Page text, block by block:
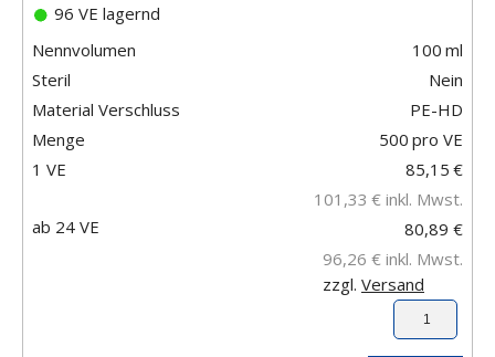
96 VE lagernd
Nennvolumen
100 ml
Steril
Nein
Material Verschluss
PE-HD
Menge
500 pro VE
1 VE
85,15 €
101,33 € inkl. Mwst.
ab 24 VE
80,89 €
96,26 € inkl. Mwst.
zzgl. Versand